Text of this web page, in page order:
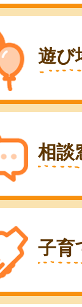
遊び
相談
子育